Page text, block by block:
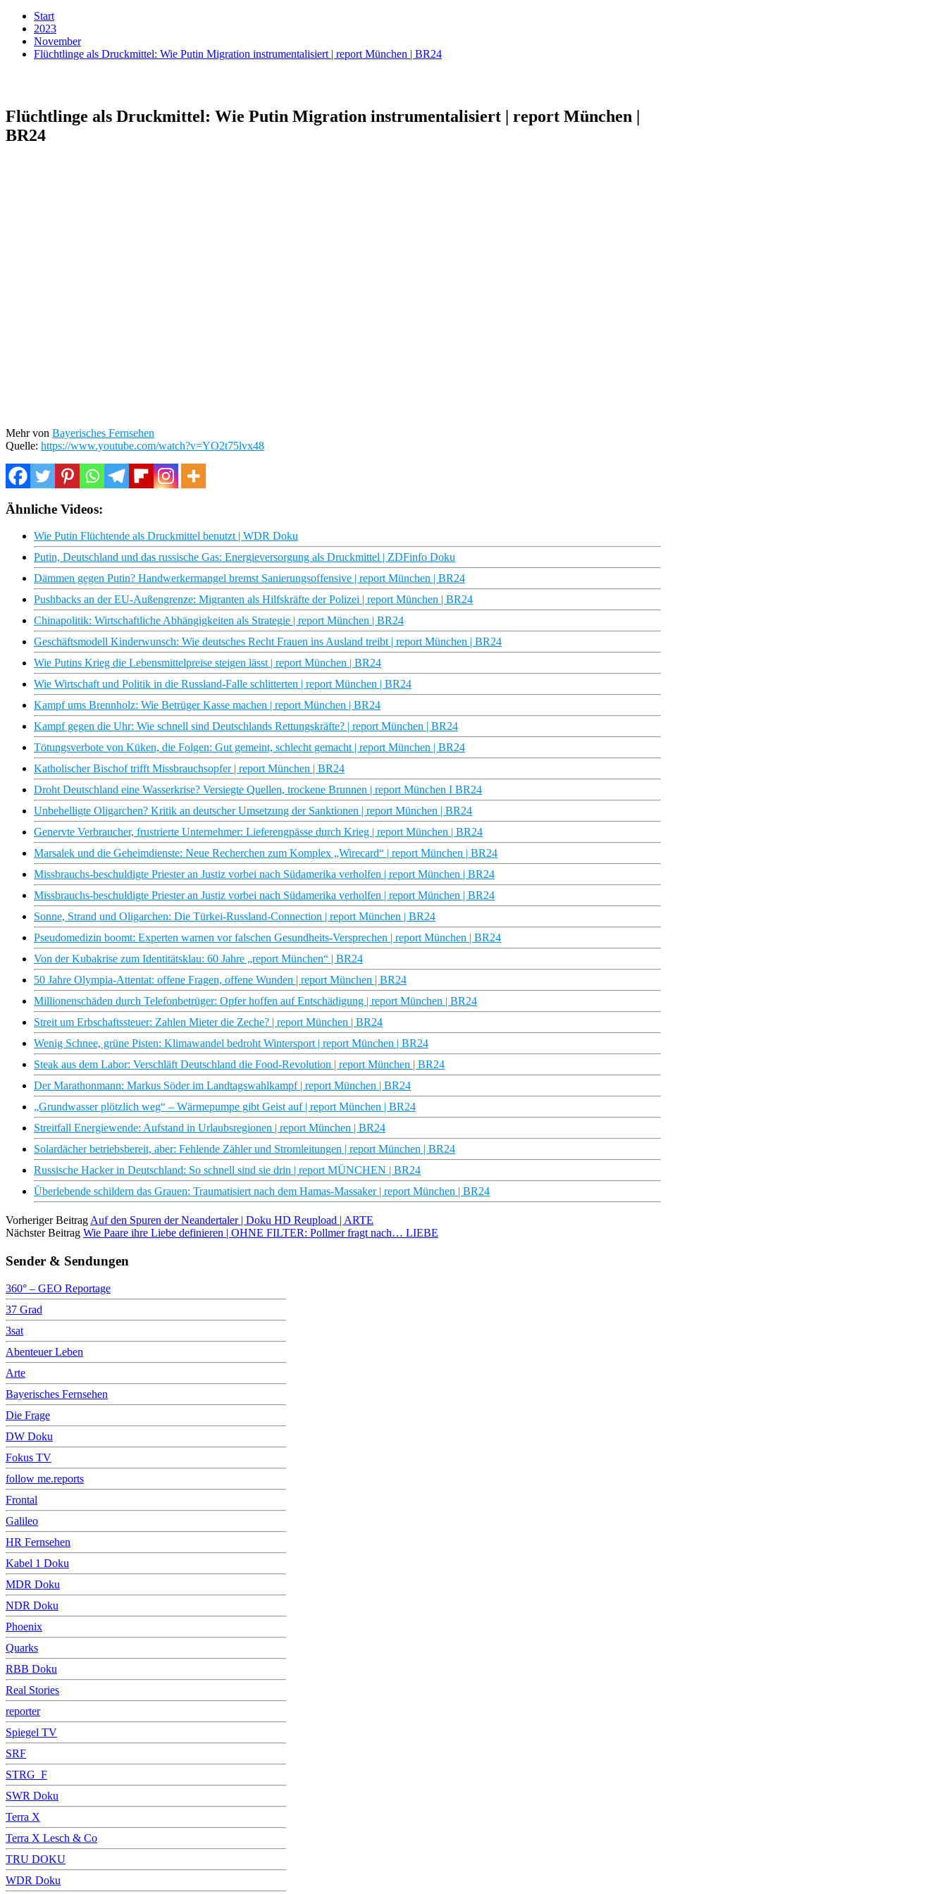
Start
2023
November
Flüchtlinge als Druckmittel: Wie Putin Migration instrumentalisiert | report München | BR24
Flüchtlinge als Druckmittel: Wie Putin Migration instrumentalisiert | report München |
BR24
Mehr von Bayerisches Fernsehen
Quelle: https://www.youtube.com/watch?v=YO2t75lvx48
Ähnliche Videos:
Wie Putin Flüchtende als Druckmittel benutzt | WDR Doku
Putin, Deutschland und das russische Gas: Energieversorgung als Druckmittel | ZDFinfo Doku
Dämmen gegen Putin? Handwerkermangel bremst Sanierungsoffensive | report München | BR24
Pushbacks an der EU-Außengrenze: Migranten als Hilfskräfte der Polizei | report München | BR24
Chinapolitik: Wirtschaftliche Abhängigkeiten als Strategie | report München | BR24
Geschäftsmodell Kinderwunsch: Wie deutsches Recht Frauen ins Ausland treibt | report München | BR24
Wie Putins Krieg die Lebensmittelpreise steigen lässt | report München | BR24
Wie Wirtschaft und Politik in die Russland-Falle schlitterten | report München | BR24
Kampf ums Brennholz: Wie Betrüger Kasse machen | report München | BR24
Kampf gegen die Uhr: Wie schnell sind Deutschlands Rettungskräfte? | report München | BR24
Tötungsverbote von Küken, die Folgen: Gut gemeint, schlecht gemacht | report München | BR24
Katholischer Bischof trifft Missbrauchsopfer | report München | BR24
Droht Deutschland eine Wasserkrise? Versiegte Quellen, trockene Brunnen | report München I BR24
Unbehelligte Oligarchen? Kritik an deutscher Umsetzung der Sanktionen | report München | BR24
Genervte Verbraucher, frustrierte Unternehmer: Lieferengpässe durch Krieg | report München | BR24
Marsalek und die Geheimdienste: Neue Recherchen zum Komplex „Wirecard“ | report München | BR24
Missbrauchs-beschuldigte Priester an Justiz vorbei nach Südamerika verholfen | report München | BR24
Missbrauchs-beschuldigte Priester an Justiz vorbei nach Südamerika verholfen | report München | BR24
Sonne, Strand und Oligarchen: Die Türkei-Russland-Connection | report München | BR24
Pseudomedizin boomt: Experten warnen vor falschen Gesundheits-Versprechen | report München | BR24
Von der Kubakrise zum Identitätsklau: 60 Jahre „report München“ | BR24
50 Jahre Olympia-Attentat: offene Fragen, offene Wunden | report München | BR24
Millionenschäden durch Telefonbetrüger: Opfer hoffen auf Entschädigung | report München | BR24
Streit um Erbschaftssteuer: Zahlen Mieter die Zeche? | report München | BR24
Wenig Schnee, grüne Pisten: Klimawandel bedroht Wintersport | report München | BR24
Steak aus dem Labor: Verschläft Deutschland die Food-Revolution | report München | BR24
Der Marathonmann: Markus Söder im Landtagswahlkampf | report München | BR24
„Grundwasser plötzlich weg“ – Wärmepumpe gibt Geist auf | report München | BR24
Streitfall Energiewende: Aufstand in Urlaubsregionen | report München | BR24
Solardächer betriebsbereit, aber: Fehlende Zähler und Stromleitungen | report München | BR24
Russische Hacker in Deutschland: So schnell sind sie drin | report MÜNCHEN | BR24
Überlebende schildern das Grauen: Traumatisiert nach dem Hamas-Massaker | report München | BR24
Vorheriger Beitrag Auf den Spuren der Neandertaler | Doku HD Reupload | ARTE
Nächster Beitrag Wie Paare ihre Liebe definieren | OHNE FILTER: Pollmer fragt nach… LIEBE
Sender & Sendungen
360° – GEO Reportage
37 Grad
3sat
Abenteuer Leben
Arte
Bayerisches Fernsehen
Die Frage
DW Doku
Fokus TV
follow me.reports
Frontal
Galileo
HR Fernsehen
Kabel 1 Doku
MDR Doku
NDR Doku
Phoenix
Quarks
RBB Doku
Real Stories
reporter
Spiegel TV
SRF
STRG_F
SWR Doku
Terra X
Terra X Lesch & Co
TRU DOKU
WDR Doku